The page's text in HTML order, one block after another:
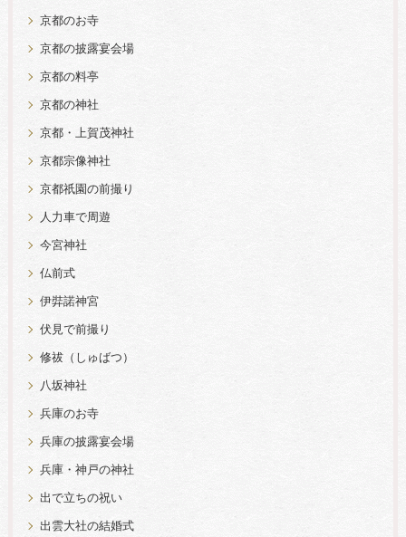
京都のお寺
京都の披露宴会場
京都の料亭
京都の神社
京都・上賀茂神社
京都宗像神社
京都祇園の前撮り
人力車で周遊
今宮神社
仏前式
伊弉諾神宮
伏見で前撮り
修祓（しゅばつ）
八坂神社
兵庫のお寺
兵庫の披露宴会場
兵庫・神戸の神社
出で立ちの祝い
出雲大社の結婚式